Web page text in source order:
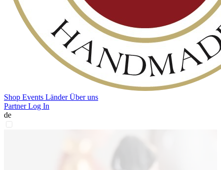
Shop Events LänderÜber uns
Partner Log In
de